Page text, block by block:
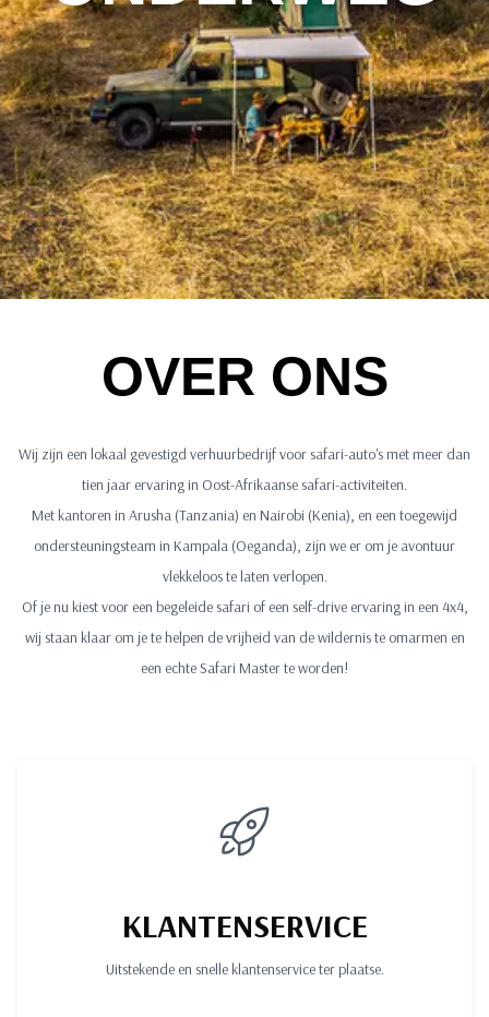
OVER ONS
Wij zijn een lokaal gevestigd verhuurbedrijf voor safari-auto's met meer dan
tien jaar ervaring in Oost-Afrikaanse safari-activiteiten.
Met kantoren in Arusha (Tanzania) en Nairobi (Kenia), en een toegewijd
ondersteuningsteam in Kampala (Oeganda), zijn we er om je avontuur
vlekkeloos te laten verlopen.
Of je nu kiest voor een begeleide safari of een self-drive ervaring in een 4x4,
wij staan klaar om je te helpen de vrijheid van de wildernis te omarmen en
een echte Safari Master te worden!
KLANTENSERVICE
Uitstekende en snelle klantenservice ter plaatse.